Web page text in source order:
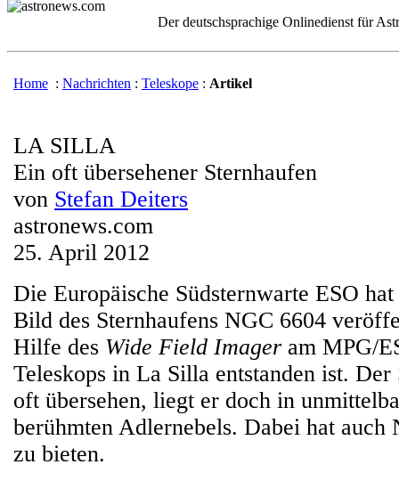
Der deutschsprachige Onlinedienst für
Home : Nachrichten : Teleskope : Artikel
LA SILLA
Ein oft übersehener Sternhaufen
von Stefan Deiters
astronews.com
25. April 2012
Die Europäische Südsternwarte ESO
Bild des Sternhaufens NGC 6604
Hilfe des Wide Field Imager am MPG/
Teleskops in La Silla entstanden ist.
oft übersehen, liegt er doch in
berühmten Adlernebels. Dabei hat auch
zu bieten.